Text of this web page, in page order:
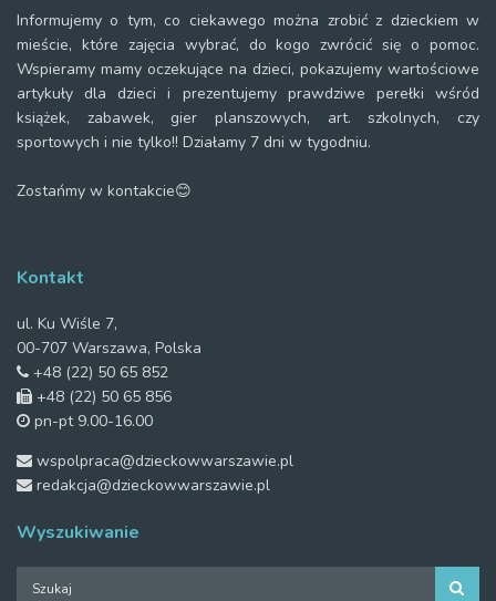
Informujemy o tym, co ciekawego można zrobić z dzieckiem w
mieście, które zajęcia wybrać, do kogo zwrócić się o pomoc.
Wspieramy mamy oczekujące na dzieci, pokazujemy wartościowe
artykuły dla dzieci i prezentujemy prawdziwe perełki wśród
książek, zabawek, gier planszowych, art. szkolnych, czy
sportowych i nie tylko!! Działamy 7 dni w tygodniu.
Zostańmy w kontakcie😊
Kontakt
ul. Ku Wiśle 7,
00-707 Warszawa, Polska
+48 (22) 50 65 852
+48 (22) 50 65 856
pn-pt 9.00-16.00
wspolpraca@dzieckowwarszawie.pl
redakcja@dzieckowwarszawie.pl
Wyszukiwanie